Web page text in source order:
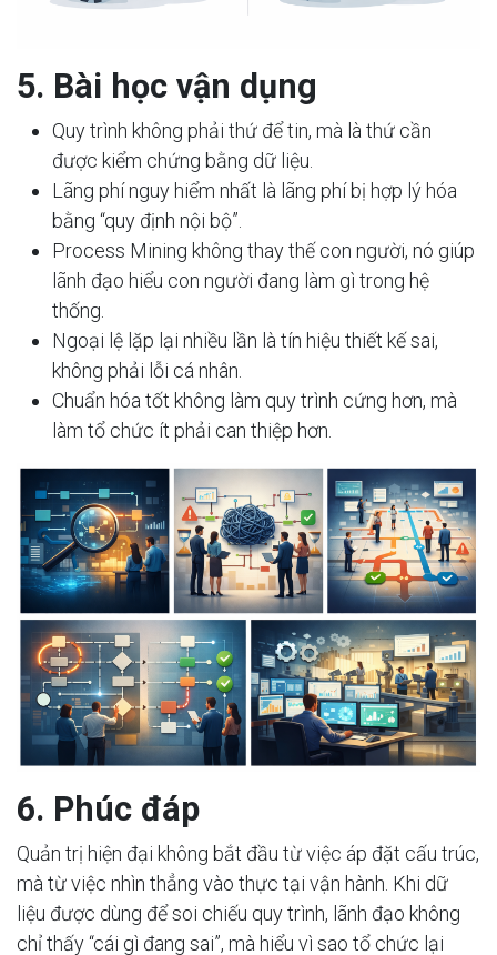
5. Bài học vận dụng
Quy trình không phải thứ để tin, mà là thứ cần
được kiểm chứng bằng dữ liệu.
Lãng phí nguy hiểm nhất là lãng phí bị hợp lý hóa
bằng “quy định nội bộ”.
Process Mining không thay thế con người, nó giúp
lãnh đạo hiểu con người đang làm gì trong hệ
thống.
Ngoại lệ lặp lại nhiều lần là tín hiệu thiết kế sai,
không phải lỗi cá nhân.
Chuẩn hóa tốt không làm quy trình cứng hơn, mà
làm tổ chức ít phải can thiệp hơn.
6. Phúc đáp
Quản trị hiện đại không bắt đầu từ việc áp đặt cấu trúc,
mà từ việc nhìn thẳng vào thực tại vận hành. Khi dữ
liệu được dùng để soi chiếu quy trình, lãnh đạo không
chỉ thấy “cái gì đang sai”, mà hiểu vì sao tổ chức lại